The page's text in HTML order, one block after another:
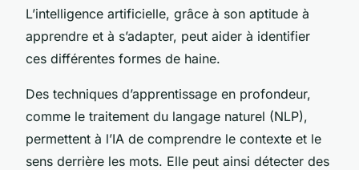
L’intelligence artificielle, grâce à son aptitude à
apprendre et à s’adapter, peut aider à identifier
ces différentes formes de haine.
Des techniques d’apprentissage en profondeur,
comme le traitement du langage naturel (NLP),
permettent à l’IA de comprendre le contexte et le
sens derrière les mots. Elle peut ainsi détecter des